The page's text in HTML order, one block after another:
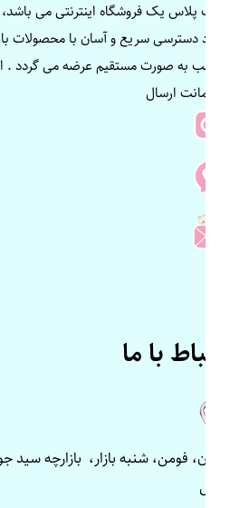
پینک پلاس یک فروشگاه اینترنتی می
ایجاد دسترسی سریع و آسان با محصولات
مناسب به صورت مستقیم عرضه می گردد .
و ضمانت ارسال
ارتباط با ما
گیلان، فومن، شنبه بازار، بازارچه
پلاس